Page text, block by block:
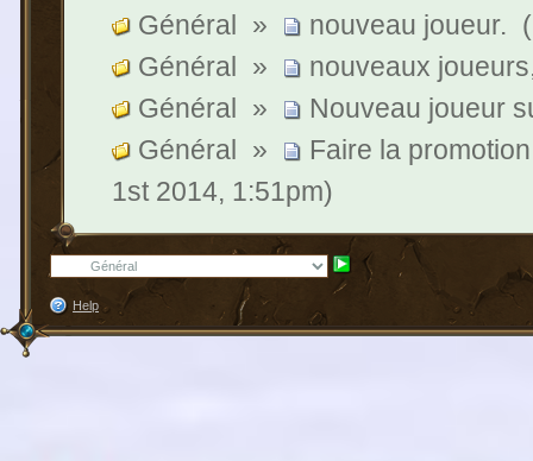
Général » nouveau joueur.
Général »
nouveaux
Général »
Nouveau joueur
Général »
Faire la
1st 2014, 1:51pm)
Help